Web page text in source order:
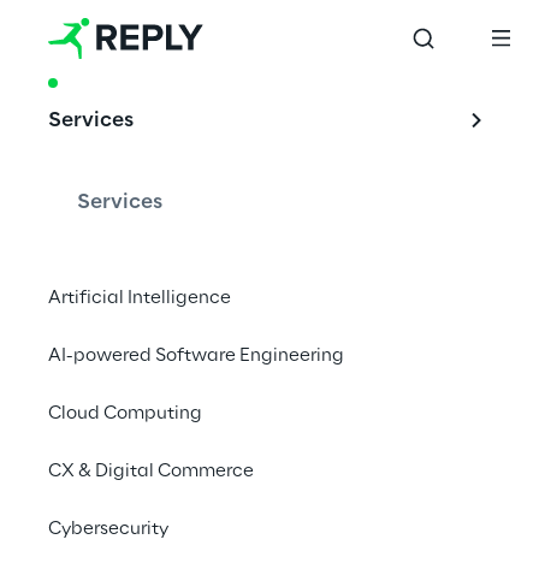
Services
Services
Artificial Intelligence
AI-powered Software Engineering
Cloud Computing
CX & Digital Commerce
Cybersecurity
AXULUS: Industrial
IoT value scaling
em 30 minutos
Agende uma Demo em axulus.io